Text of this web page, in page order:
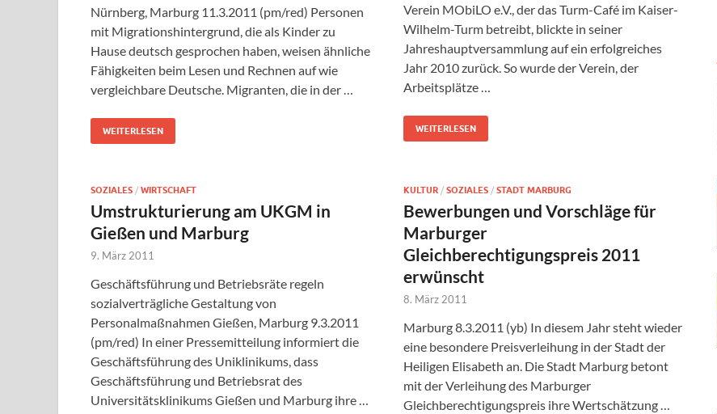
Nürnberg, Marburg 11.3.2011 (pm/red) Personen
mit Migrationshintergrund, die als Kinder zu
Hause deutsch gesprochen haben, weisen ähnliche
Fähigkeiten beim Lesen und Rechnen auf wie
vergleichbare Deutsche. Migranten, die in der …
WEITERLESEN
Verein MObiLO e.V., der das Turm-Café im Kaiser-
Wilhelm-Turm betreibt, blickte in seiner
Jahreshauptversammlung auf ein erfolgreiches
Jahr 2010 zurück. So wurde der Verein, der
Arbeitsplätze …
WEITERLESEN
SOZIALES / WIRTSCHAFT
Umstrukturierung am UKGM in
Gießen und Marburg
9. März 2011
Geschäftsführung und Betriebsräte regeln
sozialverträgliche Gestaltung von
Personalmaßnahmen Gießen, Marburg 9.3.2011
(pm/red) In einer Pressemitteilung informiert die
Geschäftsführung des Uniklinikums, dass
Geschäftsführung und Betriebsrat des
Universitätsklinikums Gießen und Marburg ihre …
KULTUR / SOZIALES / STADT MARBURG
Bewerbungen und Vorschläge für
Marburger
Gleichberechtigungspreis 2011
erwünscht
8. März 2011
Marburg 8.3.2011 (yb) In diesem Jahr steht wieder
eine besondere Preisverleihung in der Stadt der
Heiligen Elisabeth an. Die Stadt Marburg betont
mit der Verleihung des Marburger
Gleichberechtigungspreis ihre Wertschätzung …